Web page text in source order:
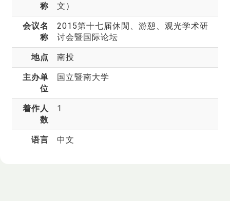
称
文）
会议名
称
2015第十七届休閒、游憩、观光学术研
讨会暨国际论坛
地点 南投
主办单
位
国立暨南大学
着作人
数
1
语言 中文